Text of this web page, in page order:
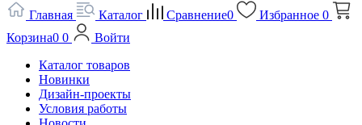
Главная Каталог Сравнение0 Избранное 0
Корзина0 0
Войти
Каталог товаров
Новинки
Дизайн-проекты
Условия работы